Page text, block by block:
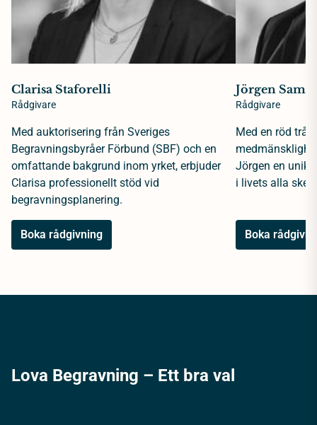
Clarisa Staforelli
Rådgivare
Med auktorisering från Sveriges
Begravningsbyråer Förbund (SBF) och en
omfattande bakgrund inom yrket, erbjuder
Clarisa professionellt stöd vid
begravningsplanering.
Boka rådgivning
Jörgen
Rådgivare
Med en röd
Jörgen en unik
i livets alla
Boka
Lova Begravning – Ett bra val